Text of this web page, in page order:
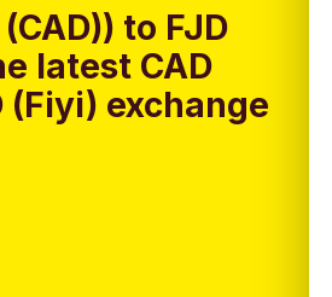
to FJD
latest CAD
(Fiyi) exchange